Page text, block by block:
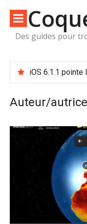
contenu
Des guides pour
Auteur/